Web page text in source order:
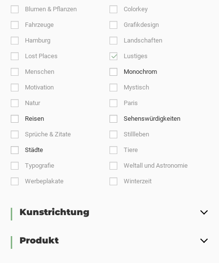
Blumen & Pflanzen Colorkey
Fahrzeuge Grafikdesign
Hamburg Landschaften
Lost Places Lustiges
Menschen Monochrom
Motivation Mystisch
Natur Paris
Reisen Sehenswürdigkeiten
Sprüche & Zitate Stillleben
Städte Tiere
Typografie Weltall und Astronomie
Werbeplakate Winterzeit
Kunstrichtung
Produkt